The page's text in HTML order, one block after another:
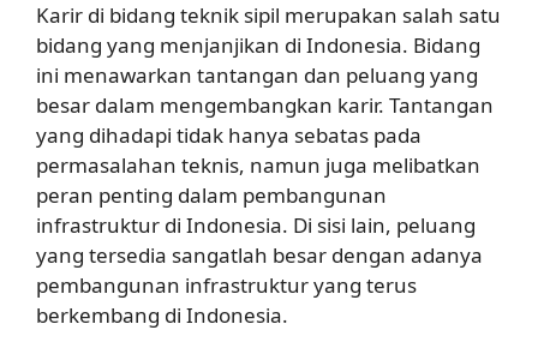
Karir di bidang teknik sipil merupakan salah satu
bidang yang menjanjikan di Indonesia. Bidang
ini menawarkan tantangan dan peluang yang
besar dalam mengembangkan karir. Tantangan
yang dihadapi tidak hanya sebatas pada
permasalahan teknis, namun juga melibatkan
peran penting dalam pembangunan
infrastruktur di Indonesia. Di sisi lain, peluang
yang tersedia sangatlah besar dengan adanya
pembangunan infrastruktur yang terus
berkembang di Indonesia.